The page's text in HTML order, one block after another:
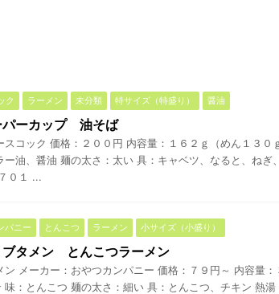
ク ラーメン 未分類 特サイズ（特盛り） 醤油
ーカップ 油そば
スコック 価格：２００円 内容量：１６２ｇ（めん１３０
ー油、醤油 麺の太さ：太い 具：キャベツ、なると、ねぎ
０１ ...
パニー とんこつ ラーメン 小サイズ（小盛り）
タメン とんこつラーメン
ン メーカー：おやつカンパニー 価格：７９円～ 内容量：
味：とんこつ 麺の太さ：細い 具：とんこつ、チキン 熱湯